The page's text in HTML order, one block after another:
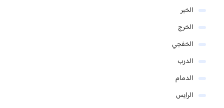
الخبر
الخرج
الخفجي
الدرب
الدمام
الرايس